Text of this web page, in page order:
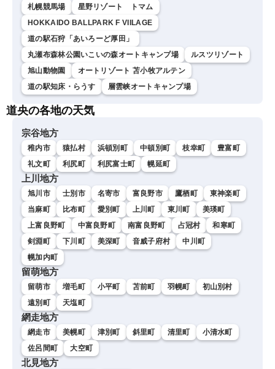
札幌競馬場
星野リゾート トマム
HOKKAIDO BALLPARK F VIILAGE
道の駅石狩「あいろーど厚田」
丸瀬布森林公園いこいの森オートキャンプ場
ルスツリゾート
旭山動物園
オートリゾート 苫小牧アルテン
道の駅知床・らうす
層雲峡オートキャンプ場
道央の各地の天気
宗谷地方
稚内市 猿払村 浜頓別町 中頓別町 枝幸町
豊富町
礼文町
利尻町 利尻富士町 幌延町
上川地方
旭川市 士別市 名寄市 富良野市 鷹栖町
東神楽町
当麻町
比布町 愛別町 上川町 東川町
美瑛町
上富良野町
中富良野町 南富良野町 占冠村
和寒町
剣淵町
下川町 美深町 音威子府村
中川町
幌加内町
留萌地方
留萌市 増毛町 小平町 苫前町 羽幌町
初山別村
遠別町
天塩町
網走地方
網走市 美幌町 津別町 斜里町 清里町
小清水町
佐呂間町
大空町
北見地方